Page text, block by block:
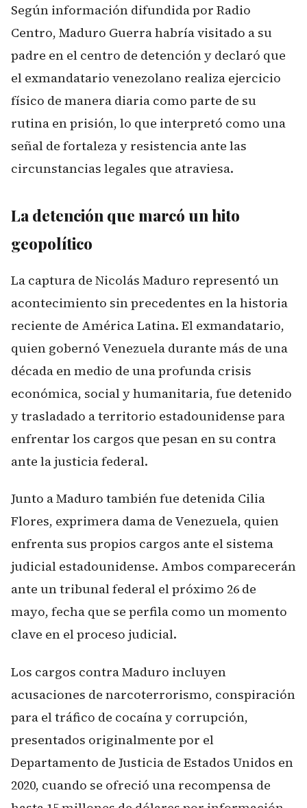
Según información difundida por Radio
Centro, Maduro Guerra habría visitado a su
padre en el centro de detención y declaró que
el exmandatario venezolano realiza ejercicio
físico de manera diaria como parte de su
rutina en prisión, lo que interpretó como una
señal de fortaleza y resistencia ante las
circunstancias legales que atraviesa.
La detención que marcó un hito
geopolítico
La captura de Nicolás Maduro representó un
acontecimiento sin precedentes en la historia
reciente de América Latina. El exmandatario,
quien gobernó Venezuela durante más de una
década en medio de una profunda crisis
económica, social y humanitaria, fue detenido
y trasladado a territorio estadounidense para
enfrentar los cargos que pesan en su contra
ante la justicia federal.
Junto a Maduro también fue detenida Cilia
Flores, exprimera dama de Venezuela, quien
enfrenta sus propios cargos ante el sistema
judicial estadounidense. Ambos comparecerán
ante un tribunal federal el próximo 26 de
mayo, fecha que se perfila como un momento
clave en el proceso judicial.
Los cargos contra Maduro incluyen
acusaciones de narcoterrorismo, conspiración
para el tráfico de cocaína y corrupción,
presentados originalmente por el
Departamento de Justicia de Estados Unidos en
2020, cuando se ofreció una recompensa de